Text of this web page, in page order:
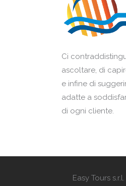
Ci
ascoltare, di
e infine di
adatte a
di ogni cliente.
Easy Tours